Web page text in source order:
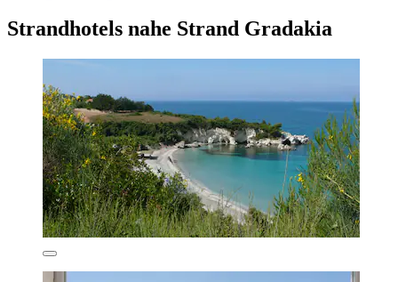
Strandhotels nahe Strand Gradakia